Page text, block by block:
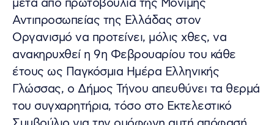
μετά από πρωτοβουλία της Μόνιμης
Αντιπροσωπείας της Ελλάδας στον
Οργανισμό να προτείνει, μόλις χθες, να
ανακηρυχθεί η 9η Φεβρουαρίου του κάθε
έτους ως Παγκόσμια Ημέρα Ελληνικής
Γλώσσας, ο Δήμος Τήνου απευθύνει τα θερμά
του συγχαρητήρια, τόσο στο Εκτελεστικό